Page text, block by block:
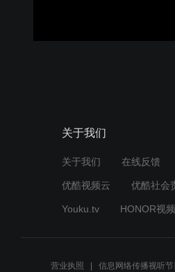
关于我们
关于我们 在线反馈
优酷视频云 优酷社会
Youku.tv HONOR视频
营业执照 信息网络传播视听